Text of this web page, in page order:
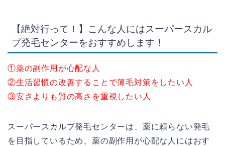
【絶対行って！】こんな人にはスーパースカル
プ発毛センターをおすすめします！
①薬の副作用が心配な人
②生活習慣の改善することで薄毛対策をしたい人
③安さよりも質の高さを重視したい人
スーパースカルプ発毛センターは、薬に頼らない発毛
を目指しているため、薬の副作用が心配な人にはおす